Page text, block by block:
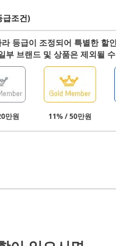
급조건)
등급이 조정되어 특별한 할
부 브랜드 및 상품은 제외될
만원 11% / 50만원